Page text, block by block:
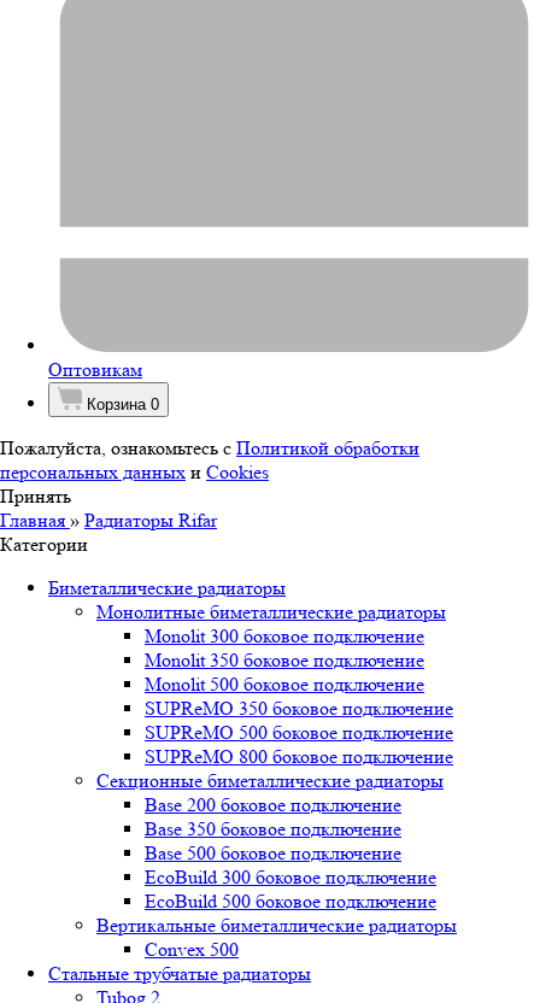
Оптовикам
Корзина 0
Пожалуйста, ознакомьтесь с Политикой обработки
персональных данных и Cookies
Принять
Главная » Радиаторы Rifar
Категории
Биметаллические радиаторы
Монолитные биметаллические радиаторы
Mоnоlit 300 боковое подключение
Mоnоlit 350 боковое подключение
Mоnоlit 500 боковое подключение
SUРRеMО 350 боковое подключение
SUРRеMО 500 боковое подключение
SUРRеMО 800 боковое подключение
Секционные биметаллические радиаторы
Base 200 боковое подключение
Base 350 боковое подключение
Base 500 боковое подключение
EcoBuild 300 боковое подключение
EcoBuild 500 боковое подключение
Вертикальные биметаллические радиаторы
Convex 500
Стальные трубчатые радиаторы
Tubog 2